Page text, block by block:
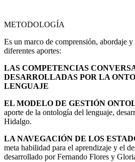
METODOLOGÍA
Es un marco de comprensión, abordaje y
diferentes aportes:
LAS COMPETENCIAS
DESARROLLADAS POR LA
LENGUAJE
EL MODELO DE GESTIÓN
aporte de la ontología del lenguaje,
Hidalgo.
LA NAVEGACIÓN DE LOS
meta habilidad para el aprendizaje y el
desarrollado por Fernando Flores y